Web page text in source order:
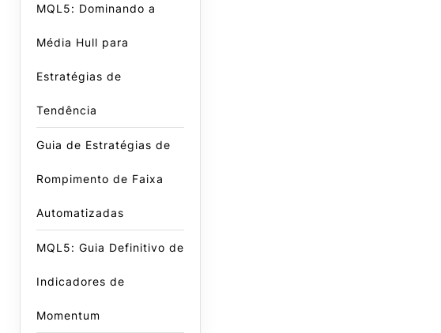
MQL5: Dominando a
Média Hull para
Estratégias de
Tendência
Guia de Estratégias de
Rompimento de Faixa
Automatizadas
MQL5: Guia Definitivo de
Indicadores de
Momentum